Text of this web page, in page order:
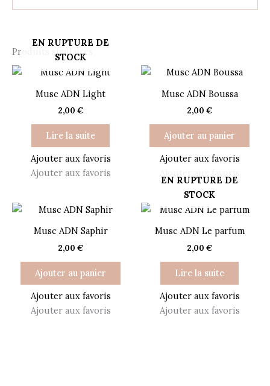
Produits similaires
EN RUPTURE DE
STOCK
Musc ADN Light
2,00 €
Lire la suite
Ajouter aux favoris
Ajouter aux favoris
Musc ADN Boussa
2,00 €
Ajouter au panier
Ajouter aux favoris
Musc ADN Saphir
2,00 €
Ajouter au panier
Ajouter aux favoris
Ajouter aux favoris
EN RUPTURE DE
STOCK
Musc ADN Le parfum
2,00 €
Lire la suite
Ajouter aux favoris
Ajouter aux favoris